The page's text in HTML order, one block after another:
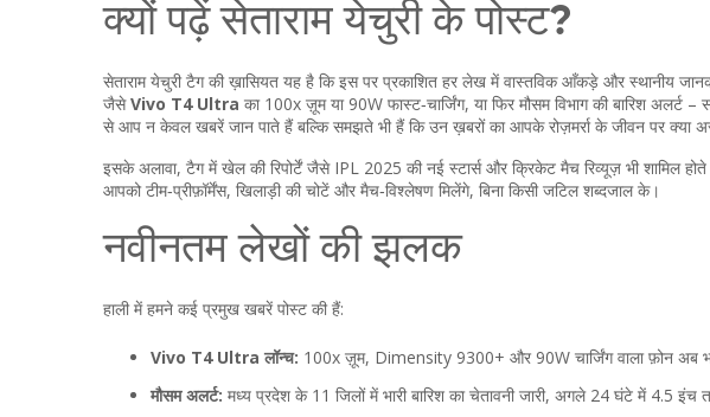
क्यों पढ़ें सेताराम येचुरी के पोस्ट?
सेताराम येचुरी टैग की ख़ासियत यह है कि इस पर प्रकाशित हर लेख में वास्तविक आँकड़े और स्थानीय
जैसेVivo T4 Ultra का 100x ज़ूम या 90W फास्ट‑चार्जिंग, या फिर मौसम विभाग की बारिश
से आप न केवल खबरें जान पाते हैं बल्कि समझते भी हैं कि उन ख़बरों का आपके रोज़मर्रा के जीवन पर क्या
इसके अलावा, टैग में खेल की रिपोर्टें जैसे IPL 2025 की नई स्टार्स और क्रिकेट मैच रिव्यूज़ भी शामिल
आपको टीम‑प्रीफ़ॉर्मेंस, खिलाड़ी की चोटें और मैच‑विश्लेषण मिलेंगे, बिना किसी जटिल शब्दजाल के।
नवीनतम लेखों की झलक
हाली में हमने कई प्रमुख खबरें पोस्ट की हैं:
Vivo T4 Ultra लॉन्च: 100x ज़ूम, Dimensity 9300+ और 90W चार्जिंग वाला फ़ोन अब
मौसम अलर्ट: मध्य प्रदेश के 11 जिलों में भारी बारिश का चेतावनी जारी, अगले 24 घंटे में 4.5 इंच